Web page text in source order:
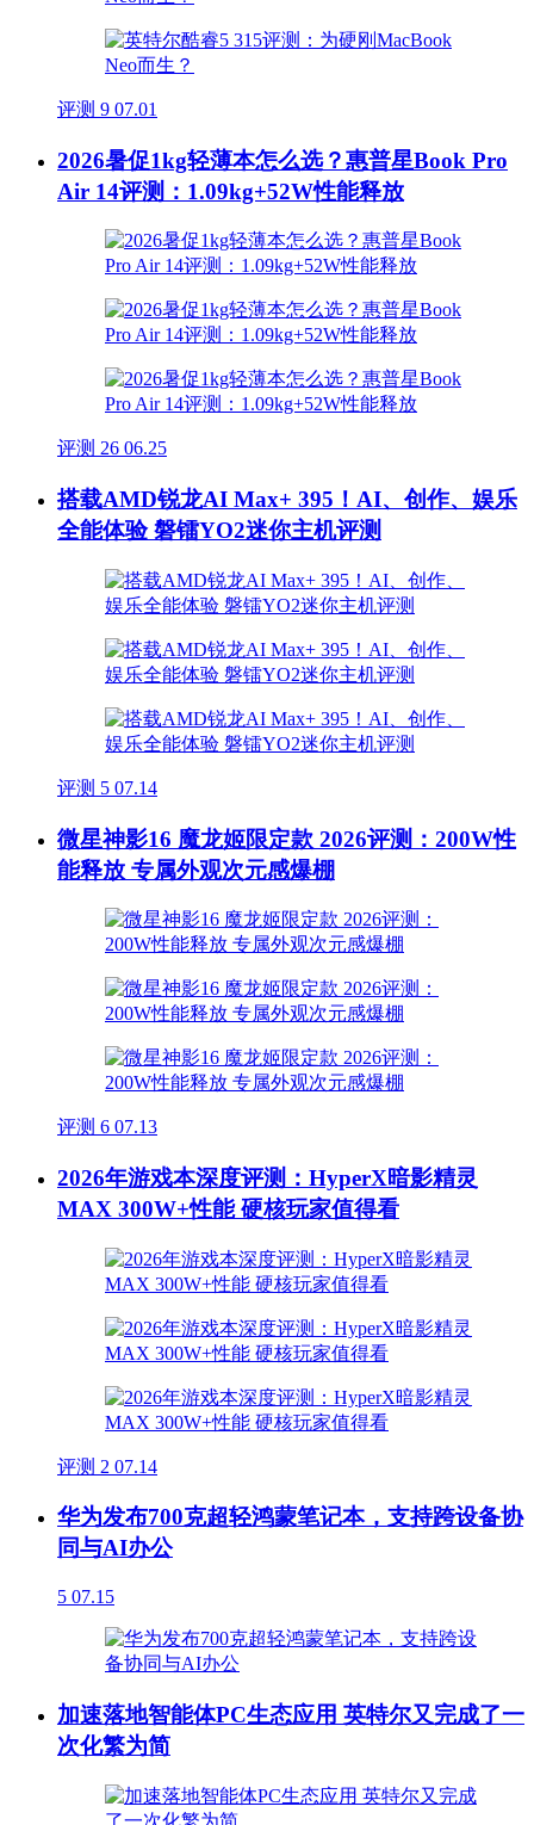
评测 9 07.01
2026暑促1kg轻薄本怎么选？惠普星Book Pro
Air 14评测：1.09kg+52W性能释放
评测 26 06.25
搭载AMD锐龙AI Max+ 395！AI、创作、娱乐
全能体验 磐镭YO2迷你主机评测
评测 5 07.14
微星神影16 魔龙姬限定款 2026评测：200W性
能释放 专属外观次元感爆棚
评测 6 07.13
2026年游戏本深度评测：HyperX暗影精灵
MAX 300W+性能 硬核玩家值得看
评测 2 07.14
华为发布700克超轻鸿蒙笔记本，支持跨设备协
同与AI办公
5 07.15
加速落地智能体PC生态应用 英特尔又完成了一
次化繁为简